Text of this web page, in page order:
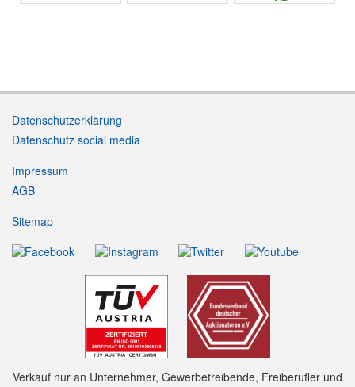
Datenschutzerklärung
Datenschutz social media
Impressum
AGB
Sitemap
Verkauf nur an Unternehmer, Gewerbetreibende, Freiberufler und